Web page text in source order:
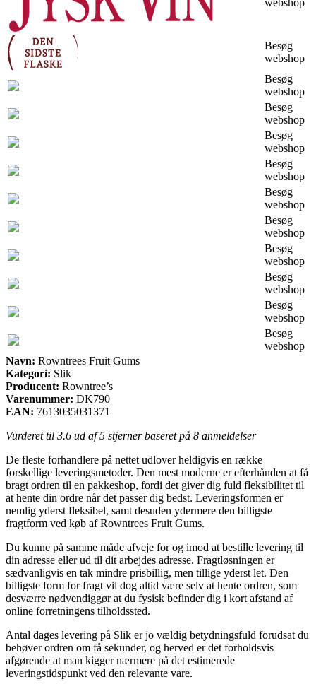
Besøg
webshop
Besøg
webshop
Besøg
webshop
Besøg
webshop
Besøg
webshop
Besøg
webshop
Besøg
webshop
Besøg
webshop
Besøg
webshop
Besøg
webshop
Besøg
webshop
Navn: Rowntrees Fruit Gums
Kategori: Slik
Producent: Rowntree’s
Varenummer: DK790
EAN: 7613035031371
Vurderet til 3.6 ud af 5 stjerner baseret på 8 anmeldelser
De fleste forhandlere på nettet udlover heldigvis en række
forskellige leveringsmetoder. Den mest moderne er efterhånden at få
bragt ordren til en pakkeshop, fordi det giver dig fuld fleksibilitet til
at hente din ordre når det passer dig bedst. Leveringsformen er
nemlig yderst fleksibel, samt desuden ydermere den billigste
fragtform ved køb af Rowntrees Fruit Gums.
Du kunne på samme måde afveje for og imod at bestille levering til
din adresse eller ud til dit arbejdes adresse. Fragtløsningen er
sædvanligvis en tak mindre prisbillig, men tillige yderst let. Den
billigste form for fragt vil dog altid være selv at hente ordren, som
desværre nødvendiggør at du fysisk befinder dig i kort afstand af
online forretningens tilholdssted.
Antal dages levering på Slik er jo vældig betydningsfuld forudsat du
behøver ordren om få sekunder, og herved er det forholdsvis
afgørende at man kigger nærmere på det estimerede
leveringstidspunkt ved den relevante vare.